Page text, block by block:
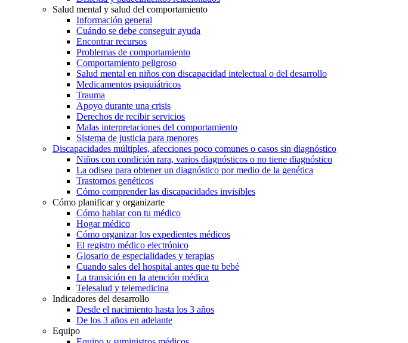
Salud mental y salud del comportamiento
Información general
Cuándo se debe conseguir ayuda
Encontrar recursos
Problemas de comportamiento
Comportamiento peligroso
Salud mental en niños con discapacidad intelectual o del desarrollo
Medicamentos psiquiátricos
Trauma
Apoyo durante una crisis
Derechos de recibir servicios
Malas interpretaciones del comportamiento
Sistema de justicia para menores
Discapacidades múltiples, afecciones poco comunes o casos sin diagnóstico
Niños con condición rara, varios diagnósticos o no tiene diagnóstico
La odisea para obtener un diagnóstico por medio de la genética
Trastornos genéticos
Cómo comprender las discapacidades invisibles
Cómo planificar y organizarte
Cómo hablar con tu médico
Hogar médico
Cómo organizar los expedientes médicos
El registro médico electrónico
Glosario de especialidades y terapias
Cuando sales del hospital antes que tu bebé
La transición en la atención médica
Telesalud y telemedicina
Indicadores del desarrollo
Desde el nacimiento hasta los 3 años
De los 3 años en adelante
Equipo